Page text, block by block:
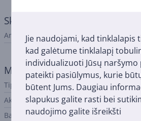
Jie naudojami, kad tinklalapis
kad galėtume tinklalapį
individualizuoti Jūsų
pateikti pasiūlymus, kurie
būtent Jums. Daugiau
slapukus galite rasti bei
naudojimo galite išreikšti
Skutimo galvutės
Antgalių kiekis rinkinyje
Maitinimas
Tipas
Akumuliatoriaus indikatorius
Baterijos pridedamos